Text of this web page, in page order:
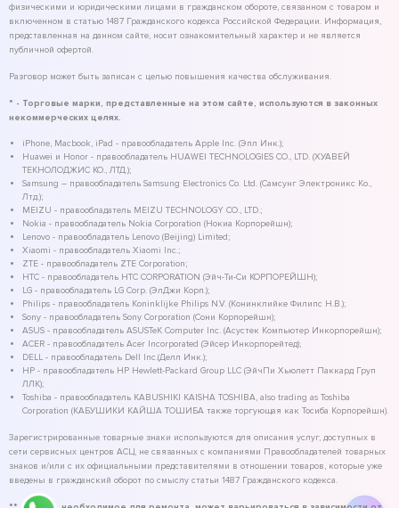
физическими и юридическими лицами в гражданском обороте, связанном с товаром и
включенном в статью 1487 Гражданского кодекса Российской Федерации. Информация,
представленная на данном сайте, носит ознакомительный характер и не является
публичной офертой.
Разговор может быть записан с целью повышения качества обслуживания.
* - Торговые марки, представленные на этом сайте, используются в законных
некоммерческих целях.
iPhone, Macbook, iPad - правообладатель Apple Inc. (Эпл Инк.);
Huawei и Honor - правообладатель HUAWEI TECHNOLOGIES CO., LTD. (ХУАВЕЙ
ТЕКНОЛОДЖИС КО., ЛТД.);
Samsung – правообладатель Samsung Electronics Co. Ltd. (Самсунг Электроникс Ко.,
Лтд.);
MEIZU - правообладатель MEIZU TECHNOLOGY CO., LTD.;
Nokia - правообладатель Nokia Corporation (Нокиа Корпорейшн);
Lenovo - правообладатель Lenovo (Beijing) Limited;
Xiaomi - правообладатель Xiaomi Inc.;
ZTE - правообладатель ZTE Corporation;
HTC - правообладатель HTC CORPORATION (Эйч-Ти-Си КОРПОРЕЙШН);
LG - правообладатель LG Corp. (ЭлДжи Корп.);
Philips - правообладатель Koninklijke Philips N.V. (Конинклийке Филипс Н.В.);
Sony - правообладатель Sony Corporation (Сони Корпорейшн);
ASUS - правообладатель ASUSTeK Computer Inc. (Асустек Компьютер Инкорпорейшн);
ACER - правообладатель Acer Incorporated (Эйсер Инкорпорейтед);
DELL - правообладатель Dell Inc.(Делл Инк.);
HP - правообладатель HP Hewlett-Packard Group LLC (ЭйчПи Хьюлетт Паккард Груп
ЛЛК);
Toshiba - правообладатель KABUSHIKI KAISHA TOSHIBA, also trading as Toshiba
Corporation (КАБУШИКИ КАЙША ТОШИБА также торгующая как Тосиба Корпорейшн).
Зарегистрированные товарные знаки используются для описания услуг, доступных в
сети сервисных центров АСЦ, не связанных с компаниями Правообладателей товарных
знаков и/или с их официальными представителями в отношении товаров, которые уже
введены в гражданский оборот по смыслу статьи 1487 Гражданского кодекса.